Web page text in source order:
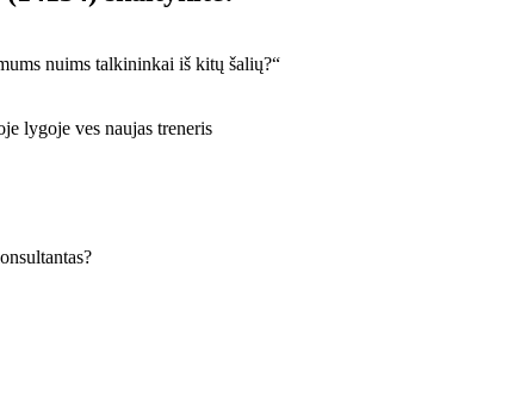
nuims talkininkai iš kitų šalių?“
lygoje ves naujas treneris